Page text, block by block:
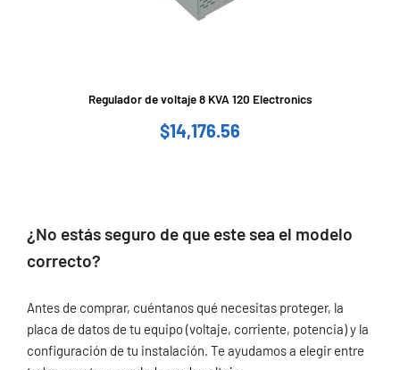
Regulador de voltaje 8 KVA 120 Electronics
$14,176.56
¿No estás seguro de que este sea el modelo
correcto?
Antes de comprar, cuéntanos qué necesitas proteger, la
placa de datos de tu equipo (voltaje, corriente, potencia) y la
configuración de tu instalación. Te ayudamos a elegir entre